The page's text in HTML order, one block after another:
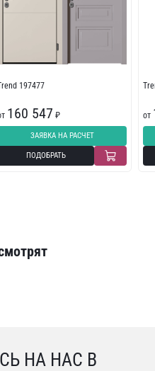
197477
160 547 ₽
ЗАЯВКА НА РАСЧЕТ
ПОДОБРАТЬ
от
НА НАС В